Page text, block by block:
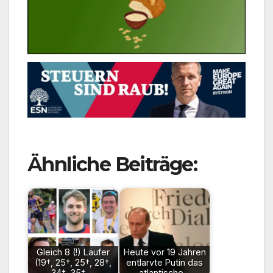
Ähnliche Beiträge:
Gleich 8 (!) Läufer
(19†, 25†, 25†, 28†,
Heute vor 19 Jahren
entlarvte Putin das